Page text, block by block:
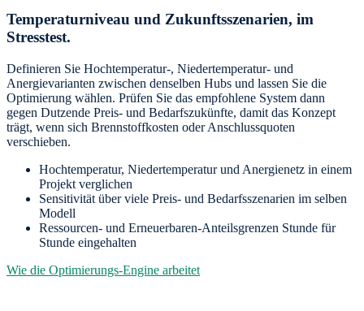
Temperaturniveau und Zukunftsszenarien, im
Stresstest.
Definieren Sie Hochtemperatur-, Niedertemperatur- und
Anergievarianten zwischen denselben Hubs und lassen Sie die
Optimierung wählen. Prüfen Sie das empfohlene System dann
gegen Dutzende Preis- und Bedarfszukünfte, damit das Konzept
trägt, wenn sich Brennstoffkosten oder Anschlussquoten
verschieben.
Hochtemperatur, Niedertemperatur und Anergienetz in einem
Projekt verglichen
Sensitivität über viele Preis- und Bedarfsszenarien im selben
Modell
Ressourcen- und Erneuerbaren-Anteilsgrenzen Stunde für
Stunde eingehalten
Wie die Optimierungs-Engine arbeitet